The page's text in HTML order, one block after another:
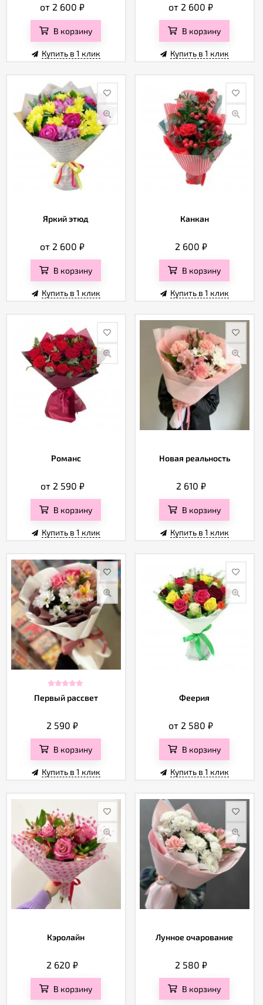
от 2 600₽
В корзину
Купить в 1 клик
от 2 600₽
В корзину
Купить в 1 клик
Яркий этюд
от 2 600₽
В корзину
Купить в 1 клик
Канкан
2 600 ₽
В корзину
Купить в 1 клик
Романс
от 2 590 ₽
В корзину
Купить в 1 клик
Новая реальность
2 610 ₽
В корзину
Купить в 1 клик
Первый рассвет
2 590₽
В корзину
Купить в 1 клик
Феерия
от 2 580₽
В корзину
Купить в 1 клик
Кэролайн
2 620₽
В корзину
Лунное очарование
2 580 ₽
В корзину